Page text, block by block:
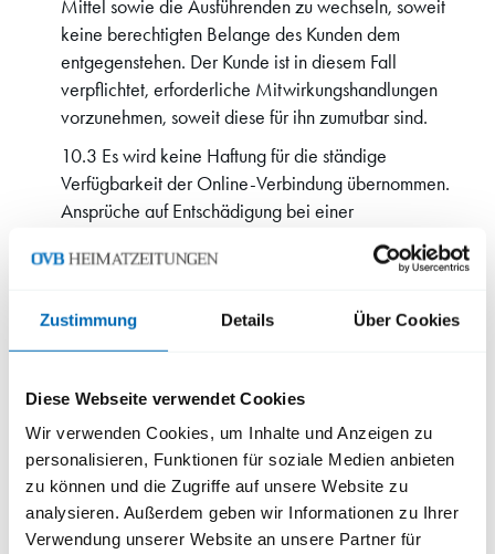
Zustimmung Details Über Cookies
Diese Webseite verwendet Cookies
Wir verwenden Cookies, um Inhalte und Anzeigen zu
personalisieren, Funktionen für soziale Medien anbieten
zu können und die Zugriffe auf unsere Website zu
analysieren. Außerdem geben wir Informationen zu Ihrer
Verwendung unserer Website an unsere Partner für
Mittel sowie die Ausführenden zu wechseln, soweit
keine berechtigten Belange des Kunden dem
entgegenstehen. Der Kunde ist in diesem Fall
verpflichtet, erforderliche Mitwirkungshandlungen
vorzunehmen, soweit diese für ihn zumutbar sind.
10.3 Es wird keine Haftung für die ständige
Verfügbarkeit der Online-Verbindung übernommen.
Ansprüche auf Entschädigung bei einer
Betriebsunterbrechung bzw. bei einem Systemausfall
können nicht geltend gemacht werden. In allen
Wert der nicht abrufbaren Ausgabe, basierend auf dem
für das reguläre E-Paper-Abonnement geltenden
Urheberrechte, Nutzungsrechte an E-Paper-
Produkten
11.1 Der Verlag erlaubt die Nutzung des E-Paper und
anderer im Rahmen eines kostenpflichtigen Angebots
bereitgestellter digitaler Inhalte ausschließlich dem